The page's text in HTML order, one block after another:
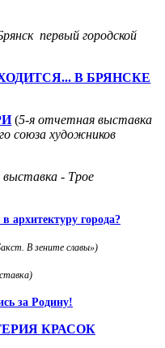
первый городской
В БРЯНСКЕ
(5-я отчетная выставка
союза художников
вы­ставка - Трое
города?
В зените славы»)
за Родину!
КРАСОК